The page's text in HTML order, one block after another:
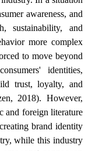
awareness, and
sustainability, and
more complex
to move beyond
identities,
trust, loyalty, and
2018). However,
and foreign literature
brand identity
while this industry